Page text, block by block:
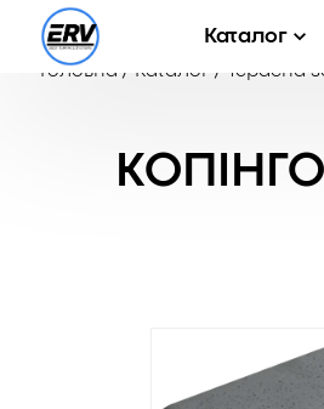
Каталог
Головна / Каталог / Терасна